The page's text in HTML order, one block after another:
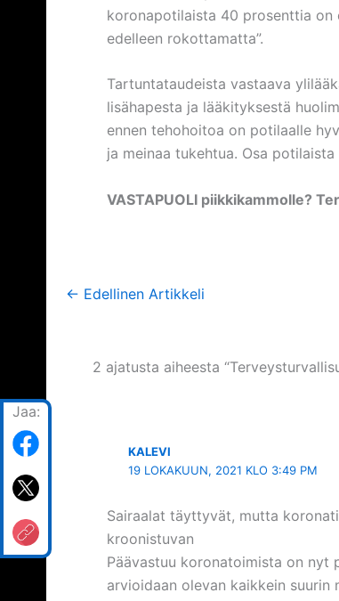
koronapotilaista 40 prosenttia on
edelleen rokottamatta”.
Tartuntataudeista vastaava
lisähapesta ja lääkityksestä
ennen tehohoitoa on potilaalle
ja meinaa tukehtua. Osa
VASTAPUOLI piikkikammolle?
← Edellinen Artikkeli
2 ajatusta aiheesta
KALEVI
19 LOKAKUUN, 2021 KLO 3:49 PM
Sairaalat täyttyvät, mutta
kroonistuvan
Päävastuu koronatoimista on nyt
arvioidaan olevan kaikkein suurin
Jaa: